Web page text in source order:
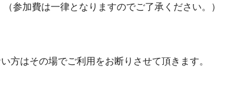
参加費は一律となりますのでご了承ください。）
方はその場でご利用をお断りさせて頂きます。